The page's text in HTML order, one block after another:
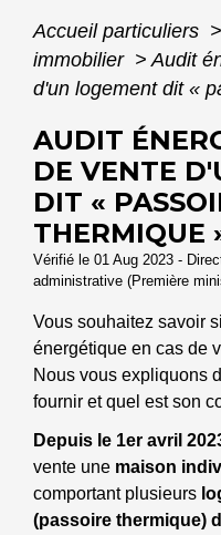
Accueil particuliers >
immobilier > Audit
d'un logement dit «
AUDIT
DE VENTE
DIT «
THERMIQUE
Vérifié le 01 Aug 2023 -
administrative (Première
Vous souhaitez savoir
énergétique en cas de
Nous vous expliquons
fournir et quel est son
Depuis le 1er avril
vente une maison
comportant plusieurs
(passoire thermique)